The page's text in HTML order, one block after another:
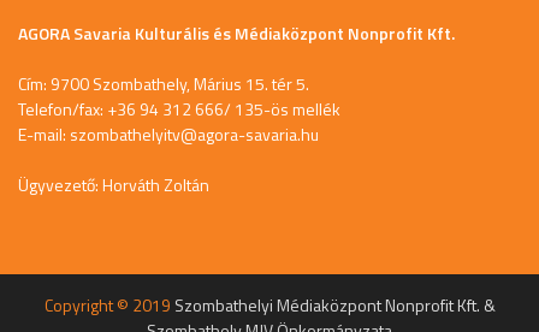
AGORA Savaria Kulturális és Médiaközpont Nonprofit Kft.
Cím: 9700 Szombathely, Márius 15. tér 5.
Telefon/fax: +36 94 312 666/ 135-ös mellék
E-mail: szombathelyitv@agora-savaria.hu
Ügyvezető: Horváth Zoltán
Copyright © 2019 Szombathelyi Médiaközpont Nonprofit Kft. &